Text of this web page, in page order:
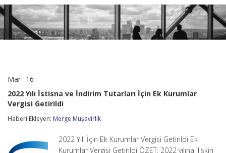
Mar 16
İstisna
ve
Tutarları
Kurumlar
2022 Yılı İstisna ve İndirim Tutarları İçin Ek Kurumlar
Vergisi Getirildi
Haberi Ekleyen: Merge Müşavirlik
2022 Yılı İçin Ek Kurumlar Vergisi Getirildi Ek
Kurumlar Vergisi Getirildi ÖZET: 2022 yılına ilişkin